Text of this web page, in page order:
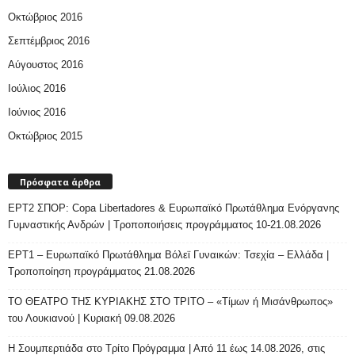
Οκτώβριος 2016
Σεπτέμβριος 2016
Αύγουστος 2016
Ιούλιος 2016
Ιούνιος 2016
Οκτώβριος 2015
Πρόσφατα άρθρα
ΕΡΤ2 ΣΠΟΡ: Copa Libertadores & Ευρωπαϊκό Πρωτάθλημα Ενόργανης
Γυμναστικής Ανδρών | Τροποποιήσεις προγράμματος 10-21.08.2026
ΕΡΤ1 – Ευρωπαϊκό Πρωτάθλημα Βόλεϊ Γυναικών: Τσεχία – Ελλάδα |
Τροποποίηση προγράμματος 21.08.2026
ΤΟ ΘΕΑΤΡΟ ΤΗΣ ΚΥΡΙΑΚΗΣ ΣΤΟ ΤΡΙΤΟ – «Τίμων ή Μισάνθρωπος»
του Λουκιανού | Κυριακή 09.08.2026
H Σουμπερτιάδα στο Τρίτο Πρόγραμμα | Από 11 έως 14.08.2026, στις